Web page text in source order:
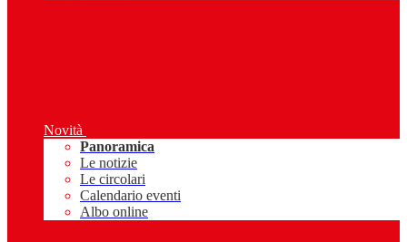
Novità
Panoramica
Le notizie
Le circolari
Calendario eventi
Albo online